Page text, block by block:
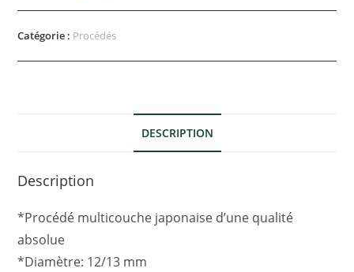
Catégorie : Procédés
DESCRIPTION
Description
*Procédé multicouche japonaise d’une qualité
absolue
*Diamètre: 12/13 mm